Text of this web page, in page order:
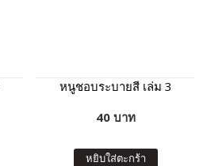
หนูชอบระบายสี เล่ม 3
40 บาท
หยิบใส่ตะกร้า